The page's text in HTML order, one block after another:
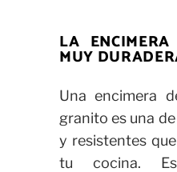
LA
MUY
Una encimera
granito es una
y resistentes
tu cocina.